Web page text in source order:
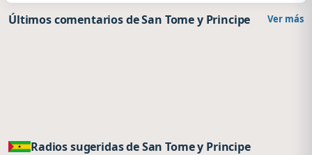
Últimos comentarios de San Tome y Principe Ver más
Radios sugeridas de San Tome y Principe